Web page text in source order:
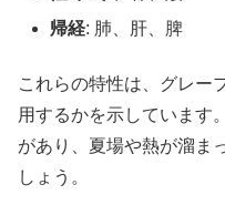
帰経: 肺、肝、脾
これらの特性は、グレー
用するかを示しています
があり、夏場や熱が溜ま
しょう。